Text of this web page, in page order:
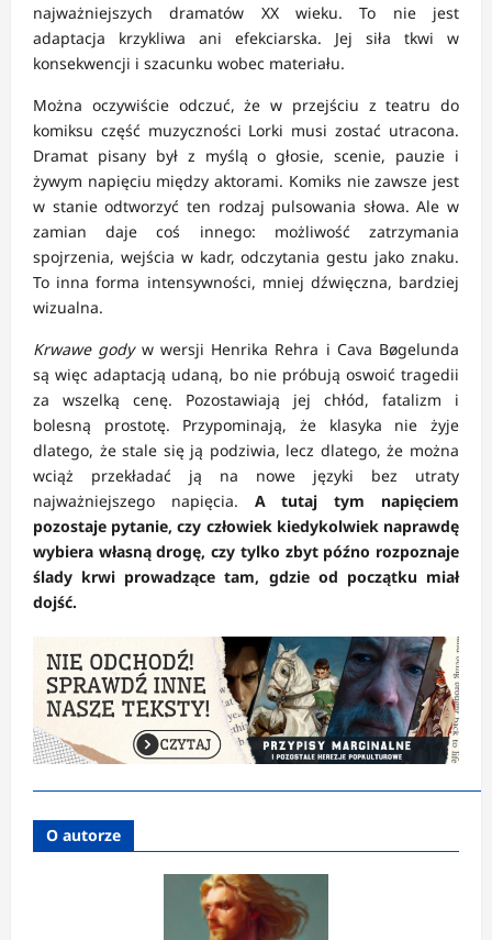
najważniejszych dramatów XX wieku. To nie jest
adaptacja krzykliwa ani efekciarska. Jej siła tkwi w
konsekwencji i szacunku wobec materiału.
Można oczywiście odczuć, że w przejściu z teatru do
komiksu część muzyczności Lorki musi zostać utracona.
Dramat pisany był z myślą o głosie, scenie, pauzie i
żywym napięciu między aktorami. Komiks nie zawsze jest
w stanie odtworzyć ten rodzaj pulsowania słowa. Ale w
zamian daje coś innego: możliwość zatrzymania
spojrzenia, wejścia w kadr, odczytania gestu jako znaku.
To inna forma intensywności, mniej dźwięczna, bardziej
wizualna.
Krwawe godyw wersji Henrika Rehra i Cava Bøgelunda
są więc adaptacją udaną, bo nie próbują oswoić tragedii
za wszelką cenę. Pozostawiają jej chłód, fatalizm i
bolesną prostotę. Przypominają, że klasyka nie żyje
dlatego, że stale się ją podziwia, lecz dlatego, że można
wciąż przekładać ją na nowe języki bez utraty
najważniejszego napięcia. A tutaj tym napięciem
pozostaje pytanie, czy człowiek kiedykolwiek naprawdę
wybiera własną drogę, czy tylko zbyt późno rozpoznaje
ślady krwi prowadzące tam, gdzie od początku miał
dojść.
O autorze